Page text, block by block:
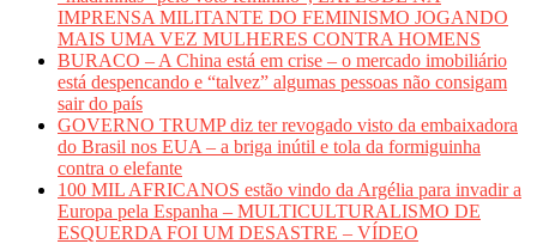
IMPRENSA MILITANTE DO FEMINISMO JOGANDO
MAIS UMA VEZ MULHERES CONTRA HOMENS
BURACO – A China está em crise – o mercado imobiliário
está despencando e “talvez” algumas pessoas não consigam
sair do país
GOVERNO TRUMP diz ter revogado visto da embaixadora
do Brasil nos EUA – a briga inútil e tola da formiguinha
contra o elefante
100 MIL AFRICANOS estão vindo da Argélia para invadir a
Europa pela Espanha – MULTICULTURALISMO DE
ESQUERDA FOI UM DESASTRE – VÍDEO